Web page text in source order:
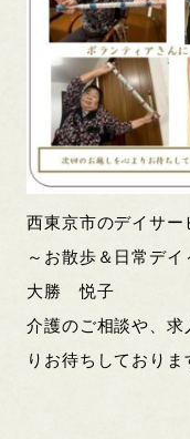
西東京市のデイサー
～お散歩＆日常デ
大勝 悦子
介護のご相談や、求
りお待ちしておりま